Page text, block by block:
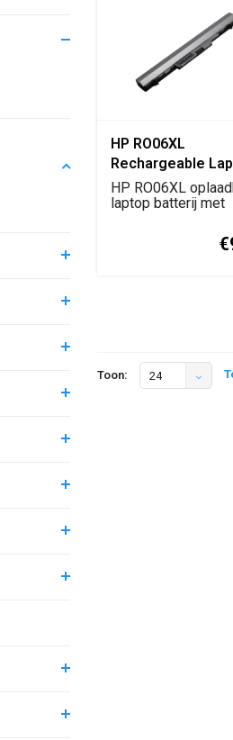
HP RO06XL
Rechargeable
Battery originele
replacement accu
HP RO06XL
laptop batterij met
Toon: 24